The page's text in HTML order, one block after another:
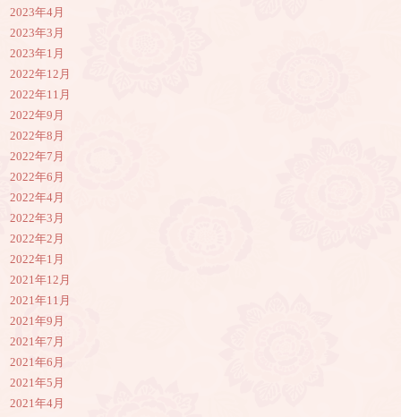
2023年4月
2023年3月
2023年1月
2022年12月
2022年11月
2022年9月
2022年8月
2022年7月
2022年6月
2022年4月
2022年3月
2022年2月
2022年1月
2021年12月
2021年11月
2021年9月
2021年7月
2021年6月
2021年5月
2021年4月